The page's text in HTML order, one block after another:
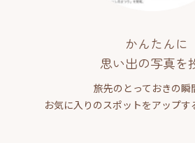
かんたんに
思い出の写真を
旅先のとっておきの瞬
お気に入りのスポットをアップす